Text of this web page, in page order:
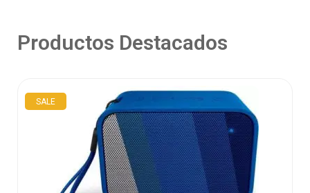
Productos Destacados
SALE